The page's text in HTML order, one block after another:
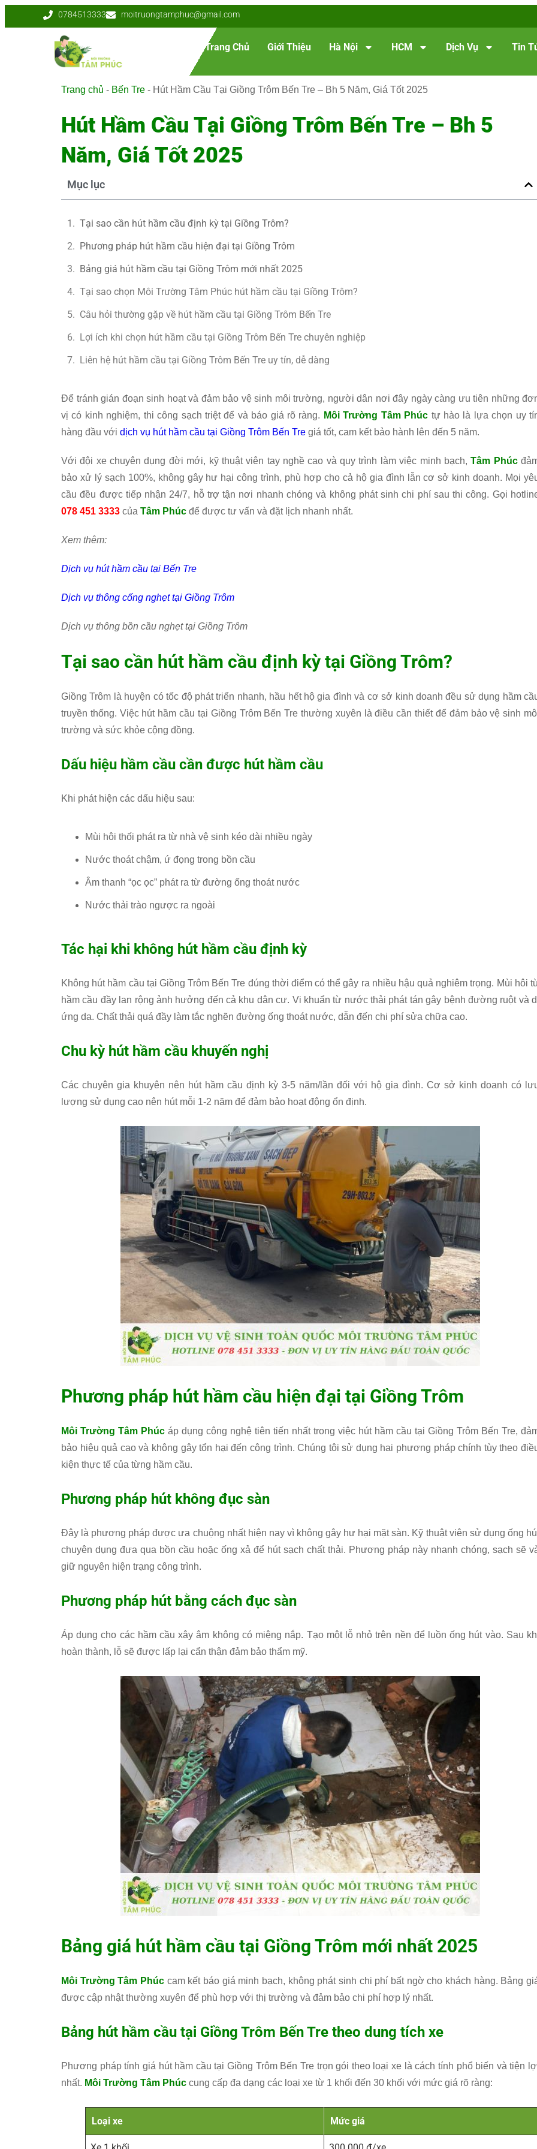
0784513333 moitruongtamphuc@gmail.com
Trang Chủ Giới Thiệu Hà Nội HCM Dịch Vụ Tin
Trang chủ - Bến Tre - Hút Hầm Cầu Tại Giồng Trôm Bến Tre – Bh 5 Năm, Giá Tốt 2025
Hút Hầm Cầu Tại Giồng Trôm Bến Tre – Bh 5
Năm, Giá Tốt 2025
Mục lục
Tại sao cần hút hầm cầu định kỳ tại Giồng Trôm?
Phương pháp hút hầm cầu hiện đại tại Giồng Trôm
Bảng giá hút hầm cầu tại Giồng Trôm mới nhất 2025
Tại sao chọn Môi Trường Tâm Phúc hút hầm cầu tại Giồng Trôm?
Câu hỏi thường gặp về hút hầm cầu tại Giồng Trôm Bến Tre
Lợi ích khi chọn hút hầm cầu tại Giồng Trôm Bến Tre chuyên nghiệp
Liên hệ hút hầm cầu tại Giồng Trôm Bến Tre uy tín, dễ dàng
Để tránh gián đoạn sinh hoạt và đảm bảo vệ sinh môi trường, người dân nơi đây ngày càng ưu tiên những
vị có kinh nghiệm, thi công sạch triệt để và báo giá rõ ràng. Môi Trường Tâm Phúc tự hào là lựa chọn uy
hàng đầu với dịch vụ hút hầm cầu tại Giồng Trôm Bến Tre giá tốt, cam kết bảo hành lên đến 5 năm.
Với đội xe chuyên dụng đời mới, kỹ thuật viên tay nghề cao và quy trình làm việc minh bạch,Tâm Phúc
bảo xử lý sạch 100%, không gây hư hại công trình, phù hợp cho cả hộ gia đình lẫn cơ sở kinh doanh. Mọi
cầu đều được tiếp nhận 24/7, hỗ trợ tận nơi nhanh chóng và không phát sinh chi phí sau thi công. Gọi
078 451 3333 của Tâm Phúc để được tư vấn và đặt lịch nhanh nhất.
Xem thêm:
Dịch vụ hút hầm cầu tại Bến Tre
Dịch vụ thông cống nghẹt tại Giồng Trôm
Dịch vụ thông bồn cầu nghẹt tại Giồng Trôm
Tại sao cần hút hầm cầu định kỳ tại Giồng Trôm?
Giồng Trôm là huyện có tốc độ phát triển nhanh, hầu hết hộ gia đình và cơ sở kinh doanh đều sử dụng hầm
truyền thống. Việc hút hầm cầu tại Giồng Trôm Bến Tre thường xuyên là điều cần thiết để đảm bảo vệ sinh
trường và sức khỏe cộng đồng.
Dấu hiệu hầm cầu cần được hút hầm cầu
Khi phát hiện các dấu hiệu sau:
Mùi hôi thối phát ra từ nhà vệ sinh kéo dài nhiều ngày
Nước thoát chậm, ứ đọng trong bồn cầu
Âm thanh “ọc ọc” phát ra từ đường ống thoát nước
Nước thải trào ngược ra ngoài
Tác hại khi không hút hầm cầu định kỳ
Không hút hầm cầu tại Giồng Trôm Bến Tre đúng thời điểm có thể gây ra nhiều hậu quả nghiêm trọng. Mùi hôi
hầm cầu đầy lan rộng ảnh hưởng đến cả khu dân cư. Vi khuẩn từ nước thải phát tán gây bệnh đường ruột và
ứng da. Chất thải quá đầy làm tắc nghẽn đường ống thoát nước, dẫn đến chi phí sửa chữa cao.
Chu kỳ hút hầm cầu khuyến nghị
Các chuyên gia khuyên nên hút hầm cầu định kỳ 3-5 năm/lần đối với hộ gia đình. Cơ sở kinh doanh có
lượng sử dụng cao nên hút mỗi 1-2 năm để đảm bảo hoạt động ổn định.
Phương pháp hút hầm cầu hiện đại tại Giồng Trôm
Môi Trường Tâm Phúc áp dụng công nghệ tiên tiến nhất trong việc hút hầm cầu tại Giồng Trôm Bến Tre,
bảo hiệu quả cao và không gây tổn hại đến công trình. Chúng tôi sử dụng hai phương pháp chính tùy theo
kiện thực tế của từng hầm cầu.
Phương pháp hút không đục sàn
Đây là phương pháp được ưa chuộng nhất hiện nay vì không gây hư hại mặt sàn. Kỹ thuật viên sử dụng ống
chuyên dụng đưa qua bồn cầu hoặc ống xả để hút sạch chất thải. Phương pháp này nhanh chóng, sạch sẽ
giữ nguyên hiện trạng công trình.
Phương pháp hút bằng cách đục sàn
Áp dụng cho các hầm cầu xây âm không có miệng nắp. Tạo một lỗ nhỏ trên nền để luồn ống hút vào. Sau
hoàn thành, lỗ sẽ được lấp lại cẩn thận đảm bảo thẩm mỹ.
Bảng giá hút hầm cầu tại Giồng Trôm mới nhất 2025
Môi Trường Tâm Phúc cam kết báo giá minh bạch, không phát sinh chi phí bất ngờ cho khách hàng. Bảng
được cập nhật thường xuyên để phù hợp với thị trường và đảm bảo chi phí hợp lý nhất.
Bảng hút hầm cầu tại Giồng Trôm Bến Tre theo dung tích xe
Phương pháp tính giá hút hầm cầu tại Giồng Trôm Bến Tre trọn gói theo loại xe là cách tính phổ biến và tiện
nhất. Môi Trường Tâm Phúc cung cấp đa dạng các loại xe từ 1 khối đến 30 khối với mức giá rõ ràng:
Loại xe Mức giá